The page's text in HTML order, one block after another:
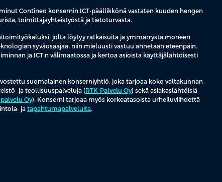
Contineo konsernin ICT-päällikkönä vastaten kuuden hengen
toimittajayhteistyöstä ja tietoturvasta.
jolta löytyy ratkaisuita ja ymmärrystä moneen
syväosaajaa, niin mieluusti vastuu annetaan eteenpäin.
ja ICT:n välimaatossa ja kertoa asioista käyttäjälähtöisesti
suomalainen konserniyhtiö, joka tarjoaa koko valtakunnan
ja teollisuuspalveluja ( RTK-Palvelu Oy) sekä asiakaslähtöisiä
Oy). Konserni tarjoaa myös korkeatasoista urheiluviihdettä
ja tapahtumapalveluita.